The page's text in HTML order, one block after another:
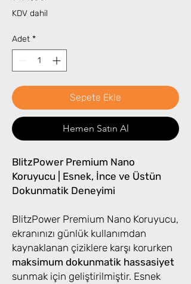
KDV dahil
Adet *
Sepete Ekle
Hemen Satın Al
BlitzPower Premium Nano
Koruyucu | Esnek, İnce ve Üstün
Dokunmatik Deneyimi
BlitzPower Premium Nano Koruyucu,
ekranınızı günlük kullanımdan
kaynaklanan çiziklere karşı korurken
maksimum dokunmatik hassasiyet
sunmak için geliştirilmiştir. Esnek